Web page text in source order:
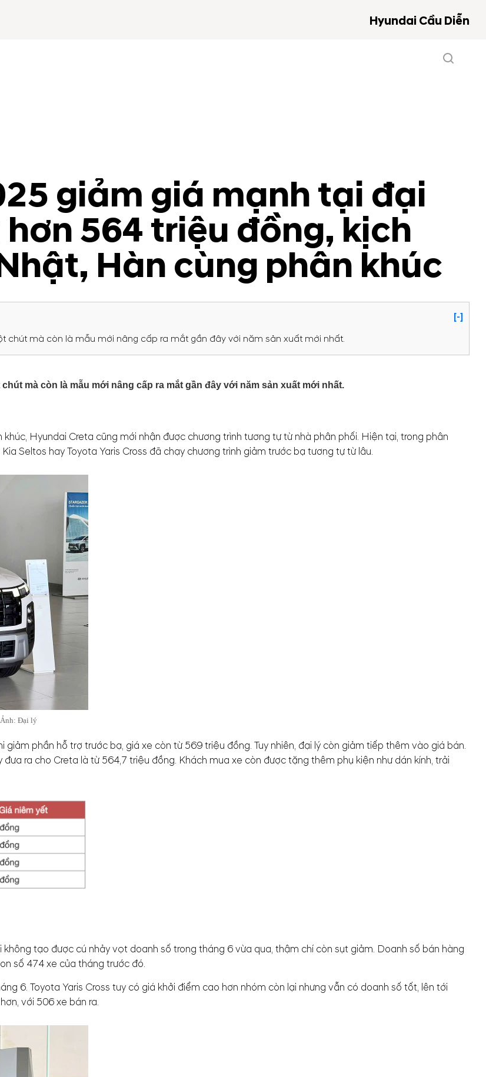
Hyundai Cầu Diễn
giảm giá mạnh tại đại
564 triệu đồng, kịch
Hàn cùng phân khúc
[-]
chút mà còn là mẫu mới nâng cấp ra mắt gần đây với năm sản xuất mới nhất.
mà còn là mẫu mới nâng cấp ra mắt gần đây với năm sản xuất mới nhất.
Hyundai Creta cũng mới nhận được chương trình tương tự từ nhà phân phối. Hiện tại, trong phân
Seltos hay Toyota Yaris Cross đã chạy chương trình giảm trước bạ tương tự từ lâu.
Ảnh: Đại lý
phần hỗ trợ trước bạ, giá xe còn từ 569 triệu đồng. Tuy nhiên, đại lý còn giảm tiếp thêm vào giá bán.
ra cho Creta là từ 564,7 triệu đồng. Khách mua xe còn được tặng thêm phụ kiện như dán kính, trải
tạo được cú nhảy vọt doanh số trong tháng 6 vừa qua, thậm chí còn sụt giảm. Doanh số bán hàng
số 474 xe của tháng trước đó.
6. Toyota Yaris Cross tuy có giá khởi điểm cao hơn nhóm còn lại nhưng vẫn có doanh số tốt, lên tới
với 506 xe bán ra.